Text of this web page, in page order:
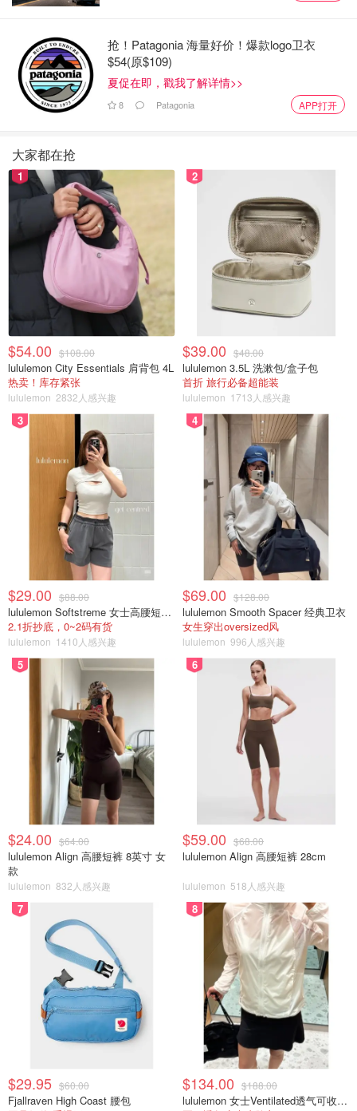
Fujifilm Instax Square SQ1
千禧一代和 X 世代的老一代人是伴随着方形即拍即印照片
成长起来的--80 和 90 年代的宝丽来 600 相机随处可见。富
士公司的 Instax Square 格式重新点燃了人们对正方形的怀
念，而 SQ1 是使用这种格式的最便捷方式。该机型提供一
键式操作，可拍摄彩色或黑白胶片，每张照片的成本低于现
代宝丽来相机。
适合人群
喜欢方形格式的摄影师应该很容易欣赏 SQ1。它是一款带
有塑料镜头的傻瓜相机，能拍摄出高质量的照片。尽管如
此，它并不是最多功能的选择。如果您需要一款具有更多手
动控制功能的 Instax Square 相机，可以选择 Lomo'Instant
Square 或 Nons SL660。
产品优缺点：
优点：
有趣的方形即时打印
使用非常方便
近距离对焦和自拍镜
提供彩色和黑白胶卷
缺点：
不支持自拍定时器、三脚架插口或双重曝光
照片比宝丽来相机小
不易找到 CR2 电池
价格：
Lomography Lomo'Instant Automat Glass
抢！Patagonia 海量好价！爆款logo卫衣
$54(原$109)
夏促在即，戳我了解详情>>
8 Patagonia APP打开
大家都在抢
1
$54.00 $108.00
lululemon City Essentials 肩背包 4L
热卖！库存紧张
lululemon 2832人感兴趣
2
$39.00 $48.00
lululemon 3.5L 洗漱包/盒子包
首折 旅行必备超能装
lululemon 1713人感兴趣
3
$29.00 $88.00
lululemon Softstreme 女士高腰短裤 10cm
2.1折抄底，0~2码有货
lululemon 1410人感兴趣
4
$69.00 $128.00
lululemon Smooth Spacer 经典卫衣
女生穿出oversized风
lululemon 996人感兴趣
5
$24.00 $64.00
lululemon Align 高腰短裤 8英寸 女
款
lululemon 832人感兴趣
6
$59.00 $68.00
lululemon Align 高腰短裤 28cm
lululemon 518人感兴趣
7
$29.95 $60.00
Fjallraven High Coast 腰包
8
$134.00 $188.00
lululemon 女士Ventilated透气可收纳跑步夹克